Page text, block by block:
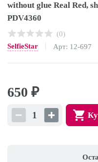
without glue Real Red,
PDV4360
(0)
SelfieStar
Арт: 12-697
650 ₽